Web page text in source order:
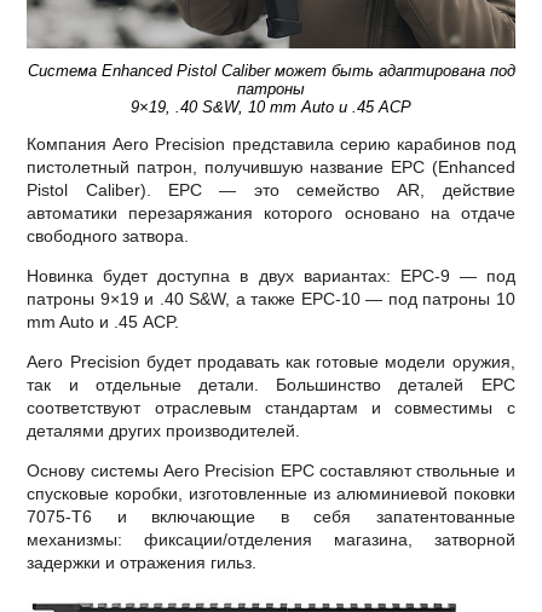
Система Enhanced Pistol Caliber может быть адаптирована под
патроны
9×19, .40 S&W, 10 mm Auto и .45 ACP
Компания Aero Precision представила серию карабинов под
пистолетный патрон, получившую название EPC (Enhanced
Pistol Caliber). EPC — это семейство AR, действие
автоматики перезаряжания которого основано на отдаче
свободного затвора.
Новинка будет доступна в двух вариантах: EPC-9 — под
патроны 9×19 и .40 S&W, а также EPC-10 — под патроны 10
mm Auto и .45 ACP.
Aero Precision будет продавать как готовые модели оружия,
так и отдельные детали. Большинство деталей EPC
соответствуют отраслевым стандартам и совместимы с
деталями других производителей.
Основу системы Aero Precision EPC составляют ствольные и
спусковые коробки, изготовленные из алюминиевой поковки
7075-T6 и включающие в себя запатентованные
механизмы: фиксации/отделения магазина, затворной
задержки и отражения гильз.